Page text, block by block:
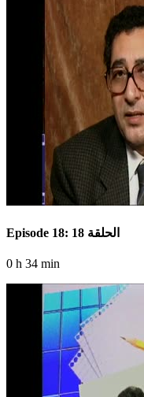
Episode 18: الحلقة 18
0 h 34 min